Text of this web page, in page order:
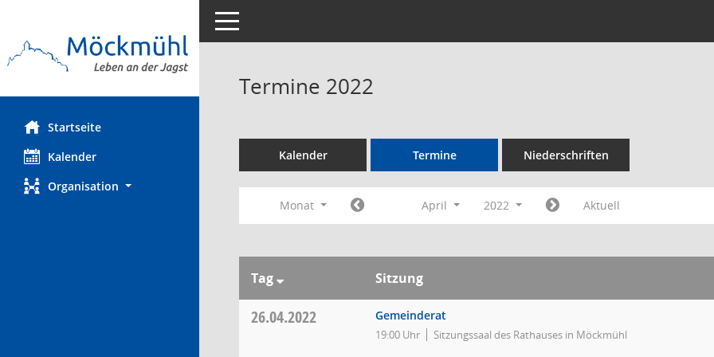
Startseite
Kalender
Organisation
Toggle navigation
Termine 2022
Kalender Termine Niederschriften
Monat April 2022 Aktuell
Tag Sitzung
26.04.2022 Gemeinderat
19:00 Uhr Sitzungssaal des Rathauses in Möckmühl